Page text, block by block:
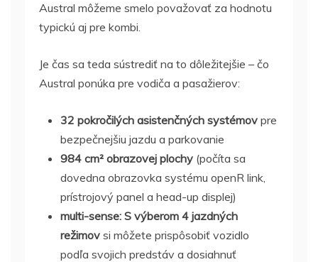
Austral môžeme smelo považovať za hodnotu
typickú aj pre kombi.
Je čas sa teda sústrediť na to dôležitejšie – čo
Austral ponúka pre vodiča a pasažierov:
32 pokročilých asistenčných systémov pre
bezpečnejšiu jazdu a parkovanie
984 cm² obrazovej plochy (počíta sa
dovedna obrazovka systému openR link,
prístrojový panel a head-up displej)
multi-sense: S výberom 4 jazdných
režimov si môžete prispôsobiť vozidlo
podľa svojich predstáv a dosiahnuť